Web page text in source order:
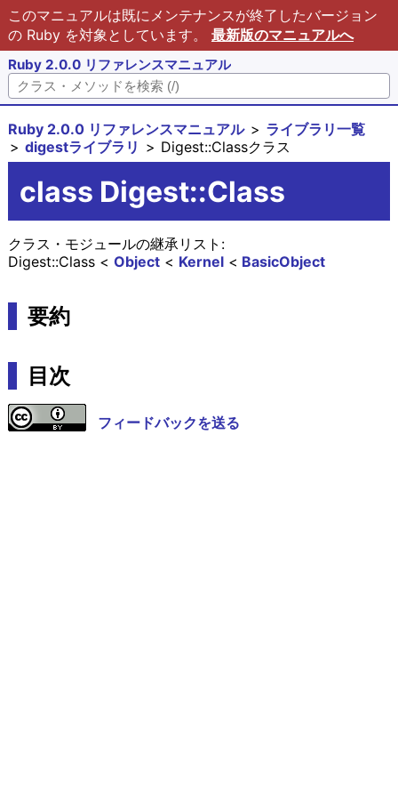
このマニュアルは既にメンテナンスが終了したバージョン
の Ruby を対象としています。 最新版のマニュアルへ
Ruby 2.0.0 リファレンスマニュアル
Ruby 2.0.0 リファレンスマニュアル
ライブラリ一覧
digestライブラリ
Digest::Classクラス
class Digest::Class
クラス・モジュールの継承リスト:
BasicObject
Kernel
Object
Digest::Class
要約
目次
フィードバックを送る